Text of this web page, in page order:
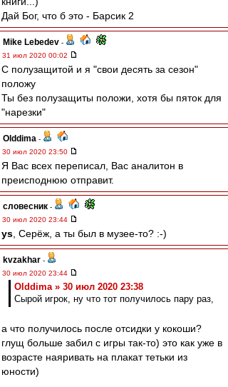
Дай Бог, что б это - Барсик 2
Mike Lebedev -
31 июл 2020 00:02
С полузащитой и я "свои десять за сезон"
положу
Ты без полузащиты положи, хотя бы пяток для
"нарезки"
Olddima -
30 июл 2020 23:50
Я Вас всех переписал, Вас аналитон в
преисподнюю отправит.
словесник -
30 июл 2020 23:44
ys , Серёж, а ты был в музее-то? :-)
kvzakhar -
30 июл 2020 23:44
Olddima » 30 июл 2020 23:38
Сырой игрок, ну что тот получилось пару раз,
а что получилось после отсидки у кокоши?
глущ больше забил с игры так-то) это как уже в
возрасте наяривать на плакат тетьки из
юности)